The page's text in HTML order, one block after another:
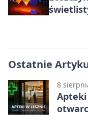
Ostatnie
8
Apteki